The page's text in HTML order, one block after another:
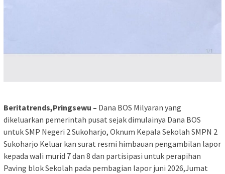
Beritatrends,Pringsewu – Dana BOS Milyaran yang
dikeluarkan pemerintah pusat sejak dimulainya Dana BOS
untuk SMP Negeri 2 Sukoharjo, Oknum Kepala Sekolah SMPN 2
Sukoharjo Keluar kan surat resmi himbauan pengambilan lapor
kepada wali murid 7 dan 8 dan partisipasi untuk perapihan
Paving blok Sekolah pada pembagian lapor juni 2026,Jumat